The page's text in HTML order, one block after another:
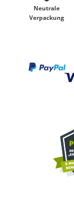
Neutrale
Verpackung